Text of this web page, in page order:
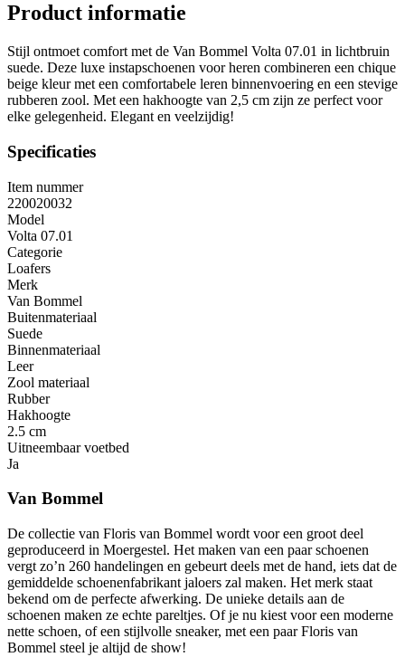
Product informatie
Stijl ontmoet comfort met de Van Bommel Volta 07.01 in lichtbruin
suede. Deze luxe instapschoenen voor heren combineren een chique
beige kleur met een comfortabele leren binnenvoering en een stevige
rubberen zool. Met een hakhoogte van 2,5 cm zijn ze perfect voor
elke gelegenheid. Elegant en veelzijdig!
Specificaties
Item nummer
220020032
Model
Volta 07.01
Categorie
Loafers
Merk
Van Bommel
Buitenmateriaal
Suede
Binnenmateriaal
Leer
Zool materiaal
Rubber
Hakhoogte
2.5 cm
Uitneembaar voetbed
Ja
Van Bommel
De collectie van Floris van Bommel wordt voor een groot deel
geproduceerd in Moergestel. Het maken van een paar schoenen
vergt zo’n 260 handelingen en gebeurt deels met de hand, iets dat de
gemiddelde schoenenfabrikant jaloers zal maken. Het merk staat
bekend om de perfecte afwerking. De unieke details aan de
schoenen maken ze echte pareltjes. Of je nu kiest voor een moderne
nette schoen, of een stijlvolle sneaker, met een paar Floris van
Bommel steel je altijd de show!